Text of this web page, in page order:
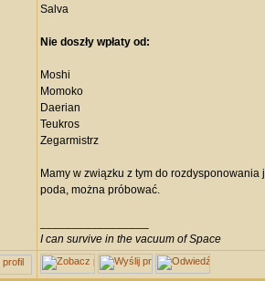
Salva
Nie doszły wpłaty od:
Moshi
Momoko
Daerian
Teukros
Zegarmistrz
Mamy w związku z tym do rozdysponowania
poda, można próbować.
I can survive in the vacuum of Space